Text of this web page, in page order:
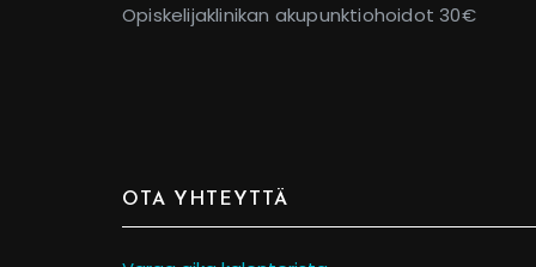
Opiskelijaklinikan akupunktiohoidot 30€
OTA YHTEYTTÄ